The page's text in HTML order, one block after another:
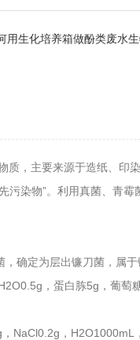
用生化培养箱做酚类废水
质，主要来源于造纸、印
污染物”。利用真菌、青
，确定为层出镰刀菌，属
，蛋白胨5g，葡
NaCl0.2g，